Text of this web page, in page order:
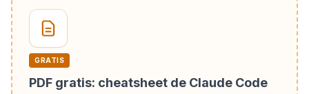
GRATIS
PDF gratis: cheatsheet de Claude Code